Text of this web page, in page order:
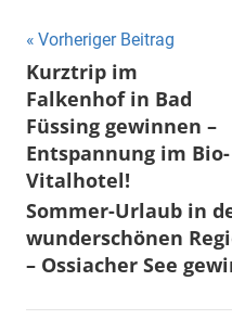
Vorheriger Beitrag
Kurztrip im
Falkenhof in Bad
Füssing gewinnen –
Entspannung im Bio-
Vitalhotel!
Sommer-Urlaub in
wunderschönen
– Ossiacher See